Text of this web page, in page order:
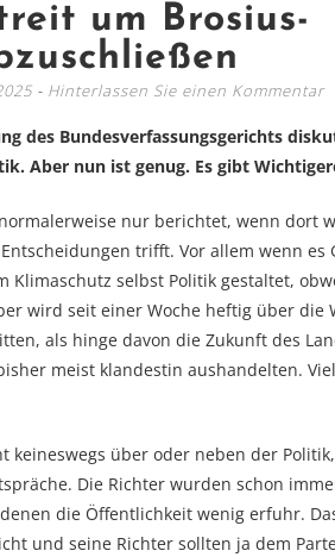
um Brosius-
Hinterlassen Sie einen Kommentar
des Bundesverfassungsgerichts
Aber nun ist genug. Es gibt
nur berichtet, wenn dort
trifft. Vor allem wenn es
selbst Politik gestaltet,
wird seit einer Woche heftig über die
als hinge davon die Zukunft des
meist klandestin aushandelten.
keineswegs über oder neben der
Die Richter wurden schon
die Öffentlichkeit wenig erfuhr.
und seine Richter sollten ja dem